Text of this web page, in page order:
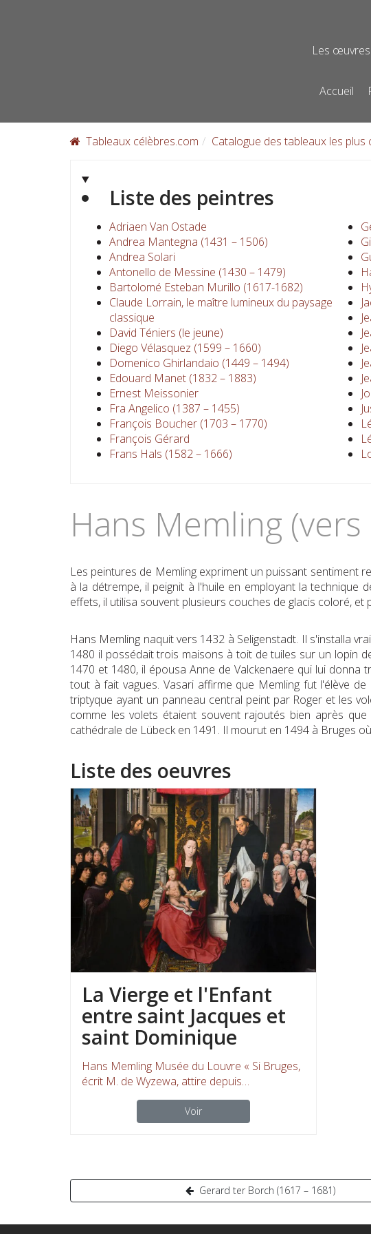
Les
Menu
Accueil
Tableaux célèbres.com Catalogue des tableaux les plus
Liste des peintres
Adriaen Van Ostade
Andrea Mantegna (1431 – 1506)
Andrea Solari
Antonello de Messine (1430 – 1479)
Bartolomé Esteban Murillo (1617-1682)
Claude Lorrain, le maître lumineux du paysage
classique
David Téniers (le jeune)
Diego Vélasquez (1599 – 1660)
Domenico Ghirlandaio (1449 – 1494)
Edouard Manet (1832 – 1883)
Ernest Meissonier
Fra Angelico (1387 – 1455)
François Boucher (1703 – 1770)
François Gérard
Frans Hals (1582 – 1666)
Hans Memling
Les peintures de Memling expriment un puissant sentiment
à la détrempe, il peignit à l'huile en employant la
effets, il utilisa souvent plusieurs couches de glacis coloré,
Hans Memling naquit vers 1432 à Seligenstadt. Il s'installa
1480 il possédait trois maisons à toit de tuiles sur un lopin
1470 et 1480, il épousa Anne de Valckenaere qui lui
tout à fait vagues. Vasari affirme que Memling fut l'élève
triptyque ayant un panneau central peint par Roger et les
comme les volets étaient souvent rajoutés bien après
cathédrale de Lübeck en 1491. Il mourut en 1494 à Bruges
Liste des oeuvres
La Vierge et l'Enfant
entre saint Jacques et
saint Dominique
Hans Memling Musée du Louvre « Si Bruges,
écrit M. de Wyzewa, attire depuis…
Voir
Navigation
de
Gerard ter Borch (1617 – 1681)